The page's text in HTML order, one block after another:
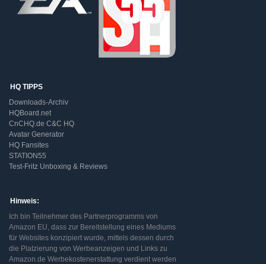
HQ TIPPS
Downloads-Archiv
HQBoard.net
CnCHQ.de C&C HQ
Avatar Generator
HQ Fansites
STATION55
Test-Fritz Unboxing & Reviews
Hinweis:
Ich bin Teilnehmer des Partnerprogramms von
Amazon EU, dass zur Bereitstellung eines Mediums
für Websites konzipiert wurde, mittels dessen durch
die Platzierung von Werbeanzeigen und Links zu
Amazon.de Werbekostenerstattung verdient werden